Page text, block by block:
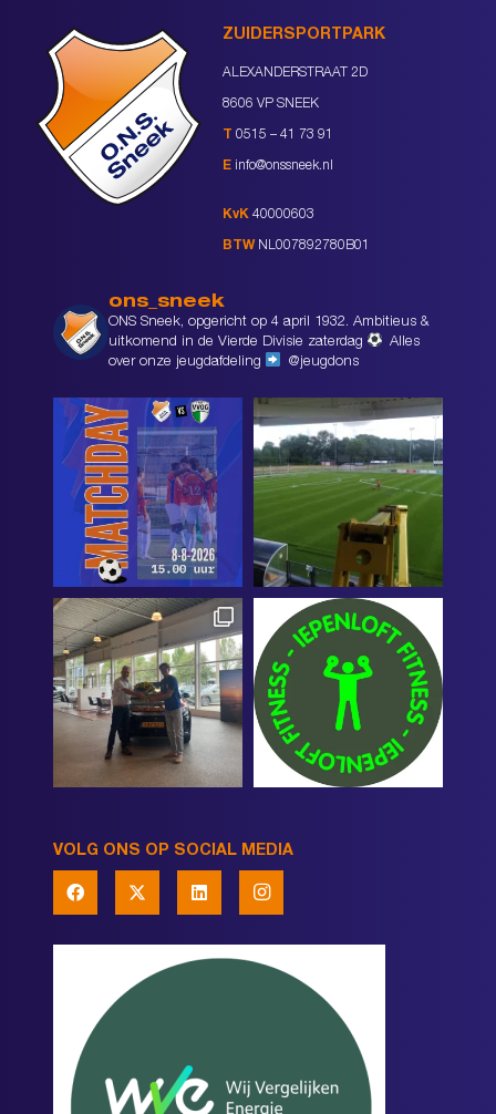
ZUIDERSPORTPARK
ALEXANDERSTRAAT 2D
8606 VP SNEEK
T 0515 – 41 73 91
E info@onssneek.nl
KvK 40000603
BTW NL007892780B01
ons_sneek
ONS Sneek, opgericht op 4 april 1932. Ambitieus &
uitkomend in de Vierde Divisie zaterdag
Alles
over onze jeugdafdeling
@jeugdons
VOLG ONS OP SOCIAL MEDIA